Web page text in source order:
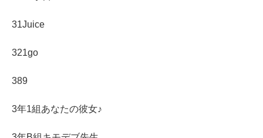
31Juice
321go
389
3年1組あなたの彼女♪